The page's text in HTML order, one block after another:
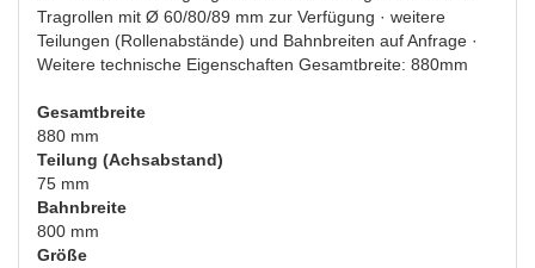
Tragrollen mit Ø 60/80/89 mm zur Verfügung · weitere
Teilungen (Rollenabstände) und Bahnbreiten auf Anfrage ·
Weitere technische Eigenschaften Gesamtbreite: 880mm
Gesamtbreite
880 mm
Teilung (Achsabstand)
75 mm
Bahnbreite
800 mm
Größe